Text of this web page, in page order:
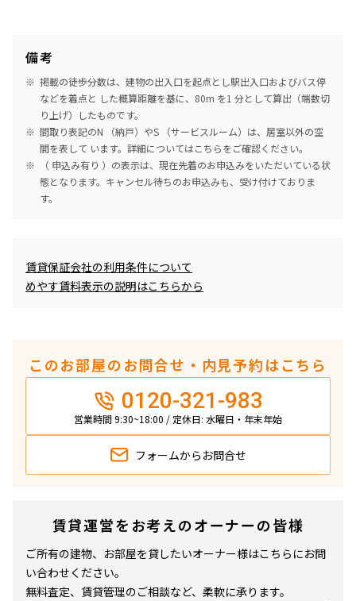
備考
掲載の徒歩分数は、建物の出入口を起点とし駅出入口およびバス停
などを着点と した概算距離を基に、80m を1 分として算出（端数切
り上げ）したものです。
間取り表記のN （納戸）やS （サービスルーム）は、居室以外の空
間を表して います。詳細についてはこちらをご確認ください。
（ 申込み有り ）の表示は、現在先着のお申込みをいただいている状
態となります。キャンセル待ちのお申込みも、受け付けておりま
す。
賃貸保証会社の利用条件について
めやす賃料表示の説明はこちらから
このお部屋のお問合せ・内見予約はこちら
0120-321-983
営業時間 9:30~18:00 / 定休日: 水曜日・年末年始
フォームから お問合せ
賃貸運営をお考えのオーナーの皆様
ご所有の建物、お部屋を貸したいオーナー様はこちらにお問
い合わせください。
無料査定、賃貸管理のご相談など、柔軟に承ります。